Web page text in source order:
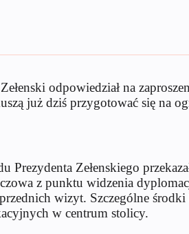
odpowiedział na
już dziś przygotować się na
Prezydenta Zełenskiego
z punktu widzenia
wizyt. Szczególne
w centrum stolicy.